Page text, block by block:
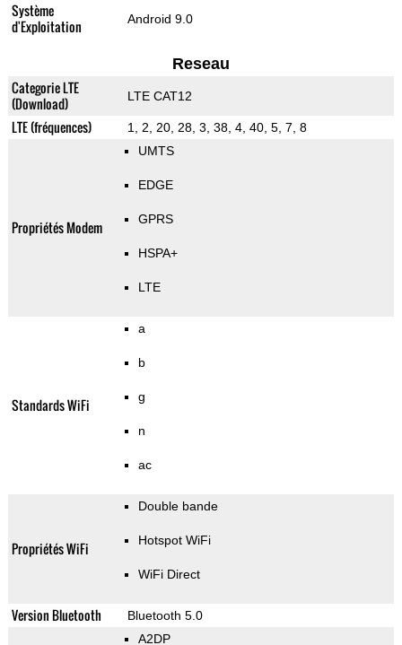
Système
d'Exploitation
Android 9.0
Reseau
Categorie LTE
(Download)
LTE CAT12
LTE (fréquences) 1, 2, 20, 28, 3, 38, 4, 40, 5, 7, 8
Propriétés Modem
UMTS
EDGE
GPRS
HSPA+
LTE
Standards WiFi
a
b
g
n
ac
Propriétés WiFi
Double bande
Hotspot WiFi
WiFi Direct
Version Bluetooth
Bluetooth 5.0
A2DP